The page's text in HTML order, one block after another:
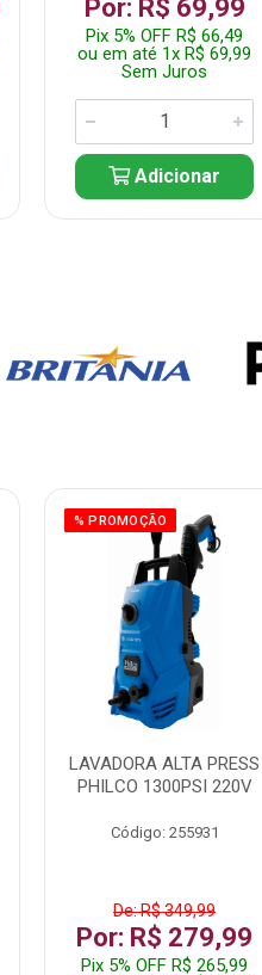
Por: R$ 69,99
Pix 5% OFF R$ 66,49
ou em até 1x R$ 69,99
Sem Juros
Adicionar
% PROMOÇÃO
LAVADORA ALTA PRESS
PHILCO 1300PSI 220V
Código: 255931
De: R$ 349,99
Por: R$ 279,99
Pix 5% OFF R$ 265,99